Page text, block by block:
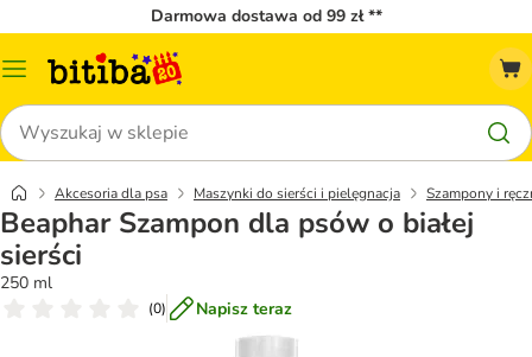
Darmowa dostawa od 99 zł **
Menu
Szukaj
Akcesoria dla psa Maszynki do sierści i pielęgnacja Szampony i
Beaphar Szampon dla psów o białej
sierści
250 ml
(0) Napisz teraz